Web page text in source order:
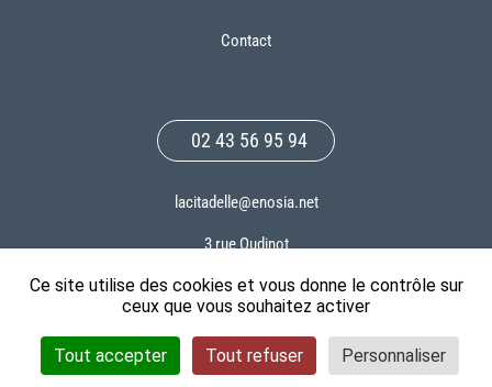
Contact
02 43 56 95 94
lacitadelle@enosia.net
3 rue Oudinot
Bus: arrêt cité administrative
Ce site utilise des cookies et vous donne le contrôle sur
ceux que vous souhaitez activer
Tout accepter Tout refuser Personnaliser